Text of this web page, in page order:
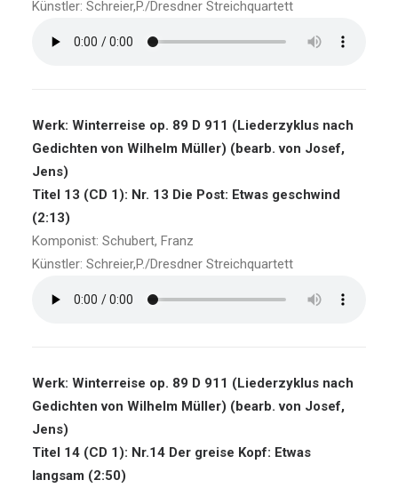
Künstler: Schreier,P./Dresdner Streichquartett
Werk: Winterreise op. 89 D 911 (Liederzyklus nach
Gedichten von Wilhelm Müller) (bearb. von Josef,
Jens)
Titel 13 (CD 1): Nr. 13 Die Post: Etwas geschwind
(2:13)
Komponist: Schubert, Franz
Künstler: Schreier,P./Dresdner Streichquartett
Werk: Winterreise op. 89 D 911 (Liederzyklus nach
Gedichten von Wilhelm Müller) (bearb. von Josef,
Jens)
Titel 14 (CD 1): Nr.14 Der greise Kopf: Etwas
langsam (2:50)